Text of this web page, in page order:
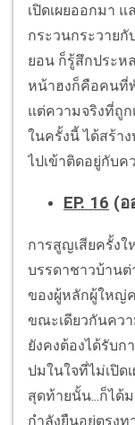
เปิดเผยออกมา
กระวนกระวายกั
ยอน ก็รู้สึกประห
หน้าฮงก็คือคนที่
แต่ความจริงที่ถู
ในครั้งนี้ ได้สร้า
ไปเข้าติดอยู่กับ
EP. 16 (อ
การสูญเสียครั้ง
บรรดาชาวบ้านต่
ของผู้หลักผู้ใหญ่
ขณะเดียวกันคว
ยังคงต้องได้รับก
ปมในใจที่ไม่เปิด
สุดท้ายนั้น...ก็ได้
กำลังยืนอยู่ตรงท